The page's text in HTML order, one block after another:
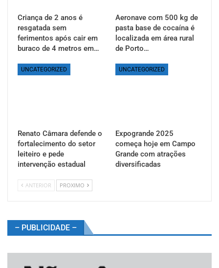
Criança de 2 anos é
resgatada sem
ferimentos após cair em
buraco de 4 metros em…
Aeronave com 500 kg de
pasta base de cocaína é
localizada em área rural
de Porto…
UNCATEGORIZED
Renato Câmara defende o
fortalecimento do setor
leiteiro e pede
intervenção estadual
UNCATEGORIZED
Expogrande 2025
começa hoje em Campo
Grande com atrações
diversificadas
ANTERIOR PROXIMO
– PUBLICIDADE –